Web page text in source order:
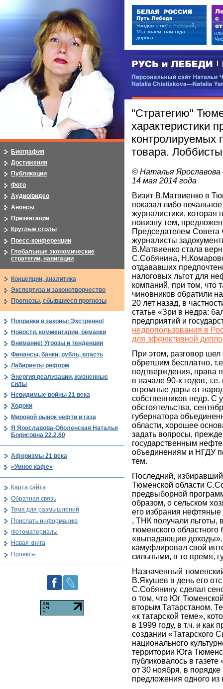
РУСЬ и ЛЕБЕДИ | RUSI —
Персональный сайт Натальи
"Стратегию"
характеристики
контролируемых
товара.
© Наталья Ярославова
14 мая 2014 года
Визит В.Матвиенко в
показал либо
журналистики, которая
новизну тем,
Председателем
журналисты
В.Матвиенко стала
С.Собянина,
отдававших
налоговых льгот для
компаний, при том, что
чиновников обратили
20 лет назад, в
статье «Зри в недра:
предприятий и
недропользования в
для эффективной
При этом, разговор шел
обретшим бесплатно,
подтверждения, права
в начале 90-х годов,
огромные дары от
собственников недр. С
обстоятельства,
губернатора
области, хорошее
задать вопросы,
государственным
объединениям и НГДУ
тем.
Последний,
Тюменской области
предвыборной
образом, о сельском
его избрания нефтяные
, ТНК получали
тюменского областного
«выпадающие доходы».
камуфлировал свой
сильными, в то время,
Назначенный
В.Якушев в день его
С.Собянину, сделал
о том, что Юг
вторым Татарстаном.
«к татарской теме»,
в 1999 году, в т.ч. и как
создании «Татарского
национального
территории Юга
публиковалось в
от 30 ноября, в
предложения одного из
Биография
Достижения
Публикации
Фото
Аудио/видео
Анонсы
Презентации
Круглые столы
Пресс-конференции
Глобальные экономические
стратегии, навигации
Концепции, аналитика
Экспертиза и законотворчество
Прогнозы, сбывшиеся прогнозы
Поправки в законы: Экстренно!
Новости, комментарии, ремарки
Внимание! Угрозы и тенденции
Финансы, банки, рубль, власть
Лабиринты реформ
Энергия реализации, жизненные
силы
Невидимые войны 21 века
Ходоки
Мировой рынок нефти и газа
Я Ярославова-Оболенская Наталья
Борисовна 22.2.60
Афоризмы 21 века
«Умное кафе»
Карта сайта
Обратная связь
Тема для размышлений
Прислать информацию
Фотоматериалы
Новая книга
Проекты